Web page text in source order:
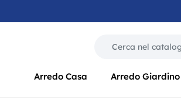
Arredo Casa Arredo Giardino